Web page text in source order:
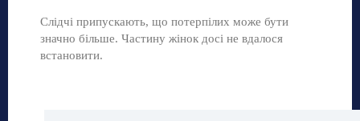
Слідчі припускають, що потерпілих може бути
значно більше. Частину жінок досі не вдалося
встановити.